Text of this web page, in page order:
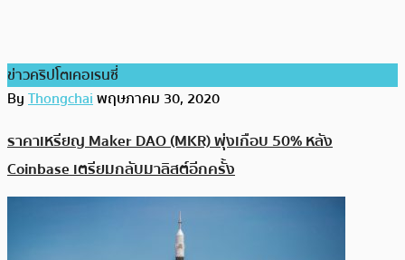
ข่าวคริปโตเคอเรนซี่
ByThongchaiพฤษภาคม 30, 2020
ราคาเหรียญ Maker DAO (MKR) พุ่งเกือบ 50% หลัง
Coinbase เตรียมกลับมาลิสต์อีกครั้ง